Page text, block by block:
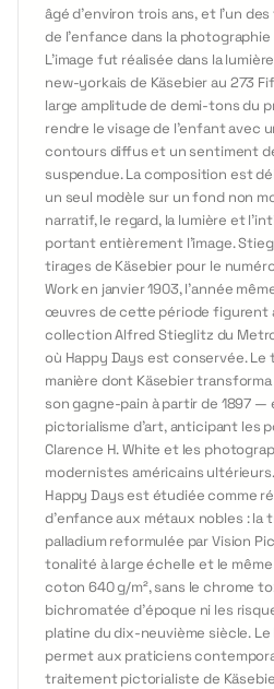
âgé d'environ trois ans, et l'un
de l'enfance dans la
L'image fut réalisée dans la
new-yorkais de Käsebier au 273
large amplitude de demi-tons du
rendre le visage de l'enfant avec
contours diffus et un sentiment
suspendue. La composition est
un seul modèle sur un fond non
narratif, le regard, la lumière et
portant entièrement l'image.
tirages de Käsebier pour le
Work en janvier 1903, l'année
œuvres de cette période figurent
collection Alfred Stieglitz du
où Happy Days est conservée. Le
manière dont Käsebier
son gagne-pain à partir de 1897 —
pictorialisme d'art, anticipant les
Clarence H. White et les
modernistes américains
Happy Days est étudiée comme
d'enfance aux métaux nobles : la
palladium reformulée par Vision
tonalité à large échelle et le
coton 640 g/m², sans le chrome
bichromatée d'époque ni les
platine du dix-neuvième siècle.
permet aux praticiens
traitement pictorialiste de